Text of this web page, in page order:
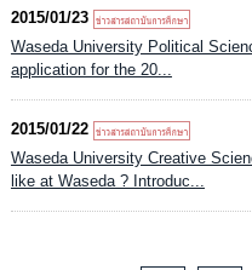
2015/01/23
Waseda University Political
application for the 20...
2015/01/22
Waseda University Creative
like at Waseda ? Introduc...